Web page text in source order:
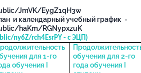
JmVK/EygZ1qH3w
и календарный учебный график -
haKm/RGNypxzuK
ny6Z/rch4EsrPY - с ЭЦП)
для 1-го
обучения
обучения для 2-го
года обучения